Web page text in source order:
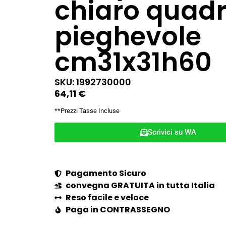
chiaro
pieghevole
cm31x31h60
SKU: 1992730000
64,11 €
**Prezzi Tasse Incluse
Scrivici su WA
Pagamento Sicuro
convegna GRATUITA in tutta Italia
Reso facile e veloce
Paga in CONTRASSEGNO